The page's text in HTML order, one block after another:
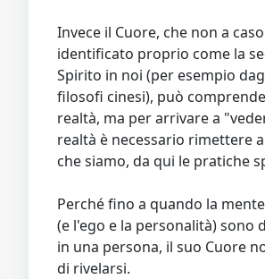
Invece il Cuore, che non a
identificato proprio come la
Spirito in noi (per esempio
filosofi cinesi), può
realtà, ma per arrivare a
realtà è necessario rimettere
che siamo, da qui le pratiche
Perché fino a quando la
(e l'ego e la personalità) sono
in una persona, il suo Cuore
di rivelarsi.